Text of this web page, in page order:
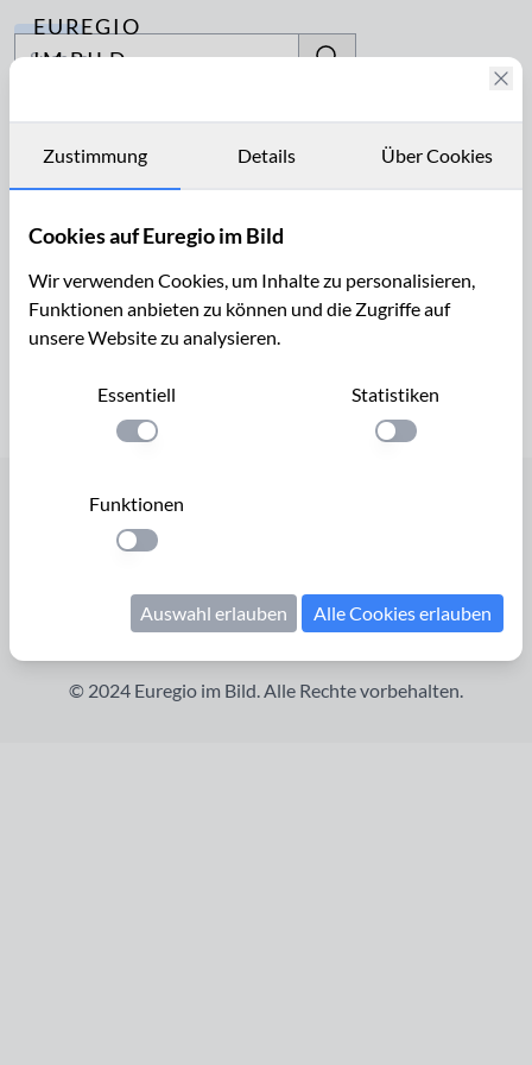
EUREGIO
IM BILD
Archiv
Kontakt
Archiv
Seite 1 von 1
Impressum
© 2024 Euregio im Bild. Alle Rechte vorbehalten.
Zustimmung Details Über Cookies
Cookies auf Euregio im Bild
Wir verwenden Cookies, um Inhalte zu personalisieren,
Funktionen anbieten zu können und die Zugriffe auf
unsere Website zu analysieren.
Essentiell
Einstellung anwenden
Statistiken
Einstellung
Funktionen
Einstellung anwenden
Auswahl erlauben Alle Cookies erlauben